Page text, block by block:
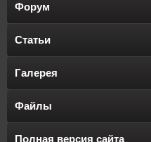
Форум
Статьи
Галерея
Файлы
Полная версия сайта